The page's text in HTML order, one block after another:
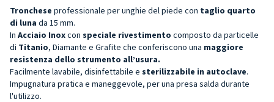
Tronchese professionale per unghie del piede con taglio quarto
di luna da 15 mm.
In Acciaio Inoxcon speciale rivestimento composto da particelle
di Titanio, Diamante e Grafite che conferiscono una maggiore
resistenza dello strumento all’usura.
Facilmente lavabile, disinfettabile e sterilizzabile in autoclave.
Impugnatura pratica e maneggevole, per una presa salda durante
l'utilizzo.